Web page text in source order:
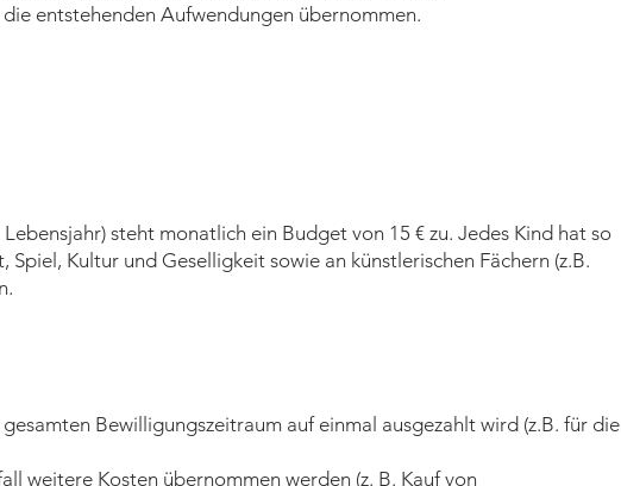
entstehenden Aufwendungen übernommen.
steht monatlich ein Budget von 15 € zu. Jedes Kind hat so
Kultur und Geselligkeit sowie an künstlerischen Fächern (z.B.
Bewilligungszeitraum auf einmal ausgezahlt wird (z.B. für die
weitere Kosten übernommen werden (z. B. Kauf von